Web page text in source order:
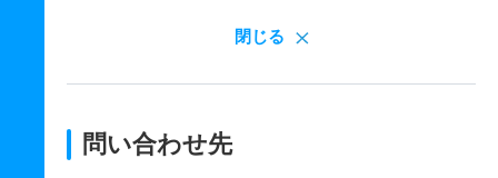
閉じる
問い合わせ先